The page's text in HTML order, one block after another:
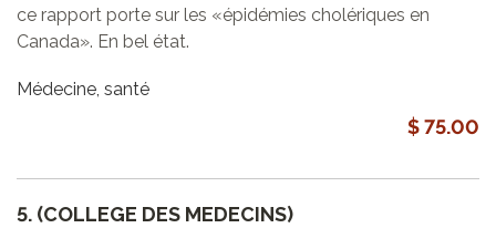
ce rapport porte sur les «épidémies cholériques en
Canada». En bel état.
Médecine, santé
$ 75.00
5. (COLLEGE DES MEDECINS)